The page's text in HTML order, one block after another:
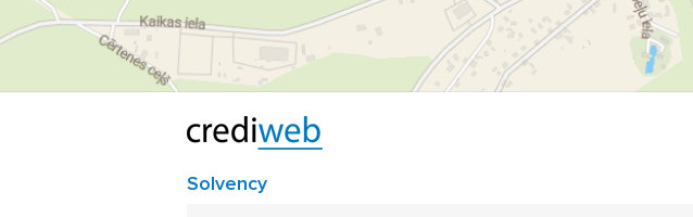
Solvency